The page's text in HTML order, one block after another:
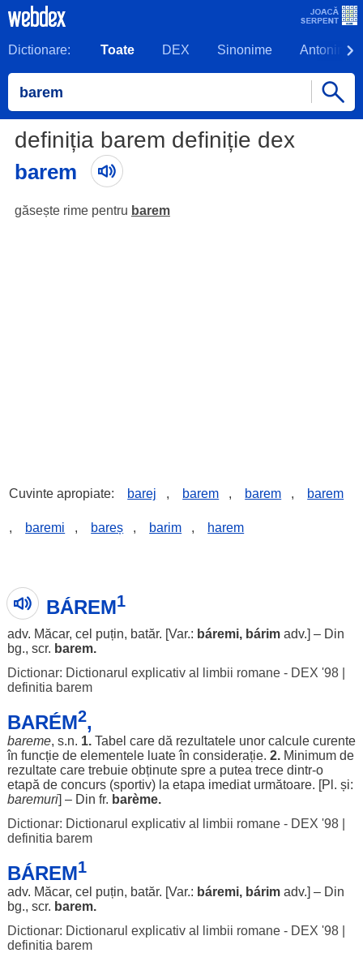
Dictionare: Toate DEX Sinonime Antonime
definiția barem definiție dex
barem
găsește rime pentru barem
Cuvinte apropiate: barej , barem , barem , barem
, baremi , bareș , barim , harem
BÁREM1
adv. Măcar, cel puțin, batăr. [Var.: báremi, bárimadv.] – Din
bg., scr. barem.
Dictionar: Dictionarul explicativ al limbii romane - DEX '98|
definitia barem
BARÉM2,
bareme, s.n. 1. Tabel care dă rezultateleunor calcule curente
în funcțiede elementele luateîn considerație. 2. Minimumde
rezultatecare trebuie obținute sprea putea trecedintr-o
etapă de concurs(sportiv) la etapa imediat următoare. [Pl. și:
baremuri] – Din fr. barème.
Dictionar: Dictionarul explicativ al limbii romane - DEX '98|
definitia barem
BÁREM1
adv. Măcar, cel puțin, batăr. [Var.: báremi, bárimadv.] – Din
bg., scr. barem.
Dictionar: Dictionarul explicativ al limbii romane - DEX '98|
definitia barem